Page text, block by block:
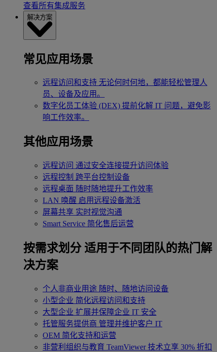
查看所有集成服务
解决方案
常见应用场景
远程访问和支持 无论何时何地，都能轻松管理人
员、设备及应用。
数字化员工体验 (DEX) 提前化解 IT 问题，避免影
响工作效率。
其他应用场景
远程访问 通过安全连接提升访问体验
远程控制 跨平台控制设备
远程桌面 随时随地提升工作效率
LAN 唤醒 启用远程设备激活
屏幕共享 实时视觉沟通
Smart Service 简化售后运营
按需求划分 适用于不同团队的热门解
决方案
个人非商业用途 随时、随地访问设备
小型企业 简化远程访问和支持
大型企业 扩展并保障企业 IT 安全
托管服务提供商 管理并维护客户 IT
OEM 简化支持和运营
非营利组织与教育 TeamViewer 技术立享 30% 折扣